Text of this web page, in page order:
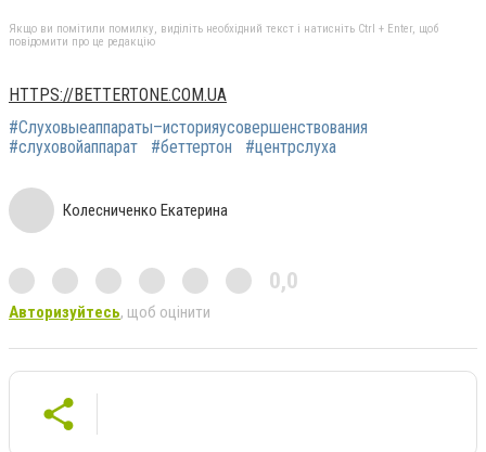
Якщо ви помітили помилку, виділіть необхідний текст і натисніть Ctrl + Enter, щоб
повідомити про це редакцію
HTTPS://BETTERTONE.COM.UA
#Слуховыеаппараты–историяусовершенствования
#слуховойаппарат
#беттертон #центрслуха
Колесниченко Екатерина
0,0
Авторизуйтесь, щоб оцінити